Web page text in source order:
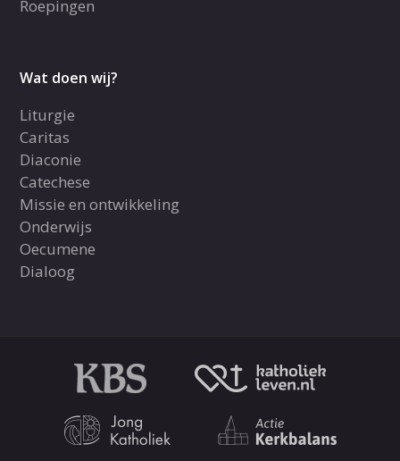
Roepingen
Wat doen wij?
Liturgie
Caritas
Diaconie
Catechese
Missie en ontwikkeling
Onderwijs
Oecumene
Dialoog